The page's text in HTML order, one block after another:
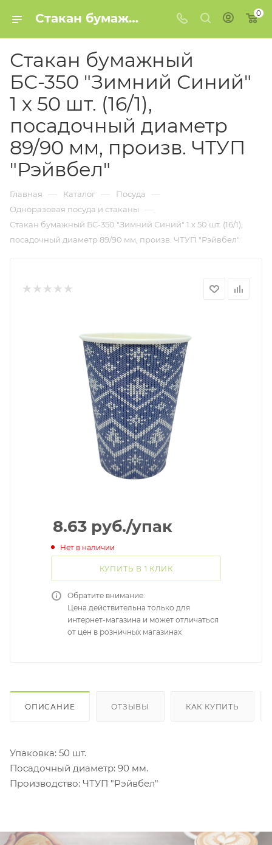
Стакан бумажный БС-350 "Зимний Синий" 1 х 50 шт. (16/1), посадочный диаметр 89/90 мм, произв. ЧТУП "Рэйвбел" купить в Минске 0
Стакан бумажный
БС-350 "Зимний Синий"
1 х 50 шт. (16/1),
посадочный диаметр
89/90 мм, произв. ЧТУП
"Рэйвбел"
Главная — Каталог — Посуда —
Одноразовая посуда и стаканы —
Стакан бумажный БС-350 "Зимний Синий" 1 х 50 шт. (16/1),
посадочный диаметр 89/90 мм, произв. ЧТУП "Рэйвбел"
8.63 руб./упак
Нет в наличии
КУПИТЬ В 1 КЛИК
Обратите внимание:
Цена действительна только для
интернет-магазина и может отличаться
от цен в розничных магазинах
ОПИСАНИЕ ОТЗЫВЫ КАК КУПИТЬ
Упаковка: 50 шт.
Посадочный диаметр: 90 мм.
Производство: ЧТУП "Рэйвбел"